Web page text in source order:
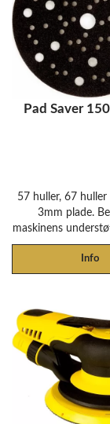
Pad Saver
57 huller, 67 huller
3mm plade.
maskinens
Info